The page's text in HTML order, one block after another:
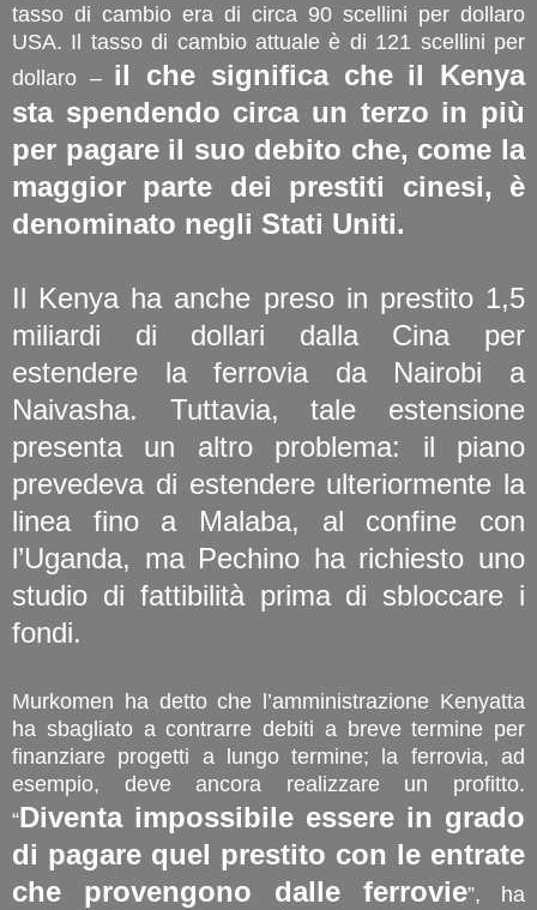
tasso di cambio era di circa 90 scellini per dollaro
USA. Il tasso di cambio attuale è di 121 scellini per
dollaro – il che significa che il Kenya
sta spendendo circa un terzo in più
per pagare il suo debito che, come la
maggior parte dei prestiti cinesi, è
denominato negli Stati Uniti.
Il Kenya ha anche preso in prestito 1,5
miliardi di dollari dalla Cina per
estendere la ferrovia da Nairobi a
Naivasha. Tuttavia, tale estensione
presenta un altro problema: il piano
prevedeva di estendere ulteriormente la
linea fino a Malaba, al confine con
l’Uganda, ma Pechino ha richiesto uno
studio di fattibilità prima di sbloccare i
fondi.
Murkomen ha detto che l’amministrazione Kenyatta
ha sbagliato a contrarre debiti a breve termine per
finanziare progetti a lungo termine; la ferrovia, ad
esempio, deve ancora realizzare un profitto.
“Diventa impossibile essere in grado
di pagare quel prestito con le entrate
che provengono dalle ferrovie”, ha